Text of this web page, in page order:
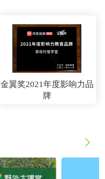
金翼奖2021年度影响力品
牌